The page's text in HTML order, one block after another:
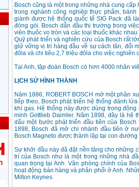
Bosch cũng là một trong những nhà cung
trong nghành công nghiệp thực phẩm,
giành được hệ thống quốc tế SIG Pack đã
đóng gói. Bosch dẫn đầu thị trường trong
viên thuốc vo tròn và các loại thuốc khác
Quỹ phát triển và nghiên cứu của Bosch rất
giữ vững vị trí hàng đầu về sự cách tân, đổi
đôla và chi tiêu 2,7 triệu đôla cho việc nghiên
Tại Anh, tập đoàn Bosch có hơn 4000 nhân
LỊCH SỬ HÌNH THÀNH
Năm 1886, ROBERT BOSCH mở một phân
tiếp theo, Bosch phát triển hệ thống đánh
khí gas. Hệ thống này được dùng trong
minh Gottlieb Daimler. Năm 1898, đây là
dấu một bước phát triển đầu tiên của
1898, Bosch đã mở chi nhánh đầu tiên ở
Bosch Magneto được thành lập tại con
Sự khởi đầu này đã đặt nền tảng cho những
trí của Bosch như là một trong những nhà
quan trọng tại Anh. Văn phòng chính của
hoạt động bán hàng và phân phối ở Anh.
Milton Keynes.